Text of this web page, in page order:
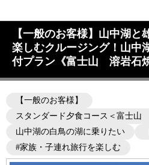
【一般のお客様】山中湖と
楽しむクルージング！山中
付プラン《富士山 溶岩石
【一般のお客様】
スタンダード夕食コース＜富士山
山中湖の白鳥の湖に乗りたい
#家族・子連れ旅行を楽しむ